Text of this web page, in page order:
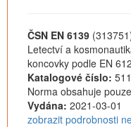
ČSN EN 6139
Letectví a
koncovky podle EN
Katalogové číslo:
Norma obsahuje
Vydána: 2021-03-01
zobrazit podrobnosti